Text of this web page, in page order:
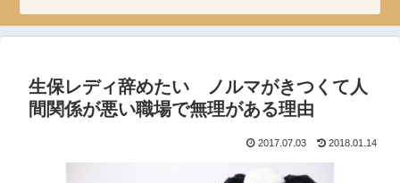
生保レディ辞めたい ノルマがきつくて人
間関係が悪い職場で無理がある理由
2017.07.03 2018.01.14